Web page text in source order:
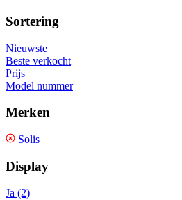
Sortering
Nieuwste
Beste verkocht
Prijs
Model nummer
Merken
Solis
Display
Ja (2)